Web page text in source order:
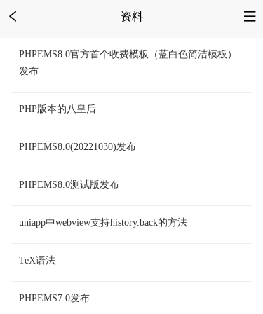
资料
PHPEMS8.0官方首个收费模板（蓝白色简洁模板）
发布
PHP版本的八皇后
PHPEMS8.0(20221030)发布
PHPEMS8.0测试版发布
uniapp中webview支持history.back的方法
TeX语法
PHPEMS7.0发布